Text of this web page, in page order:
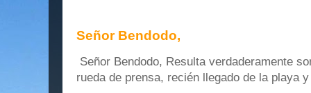
Señor Bendodo,
Señor Bendodo, Resulta verdaderamente
rueda de prensa, recién llegado de la playa